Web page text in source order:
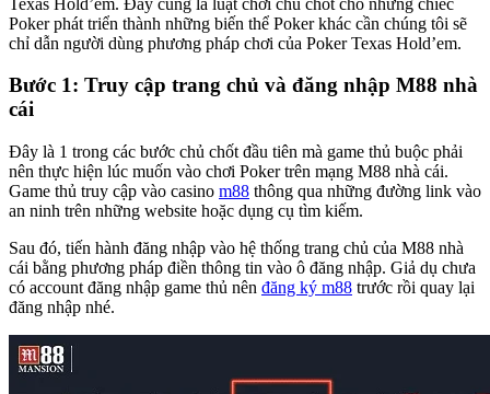
Poker phát triển thành những biến thể Poker khác cần chúng tôi sẽ
chỉ dẫn người dùng phương pháp chơi của Poker Texas Hold’em.
Bước 1: Truy cập trang chủ và đăng nhập M88 nhà
cái
Đây là 1 trong các bước chủ chốt đầu tiên mà game thủ buộc phải
nên thực hiện lúc muốn vào chơi Poker trên mạng M88 nhà cái.
Game thủ truy cập vào casino m88 thông qua những đường link vào
an ninh trên những website hoặc dụng cụ tìm kiếm.
Sau đó, tiến hành đăng nhập vào hệ thống trang chủ của M88 nhà
cái bằng phương pháp điền thông tin vào ô đăng nhập. Giả dụ chưa
có account đăng nhập game thủ nên đăng ký m88 trước rồi quay lại
đăng nhập nhé.